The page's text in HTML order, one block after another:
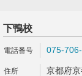
下鴨校
075-
京都府